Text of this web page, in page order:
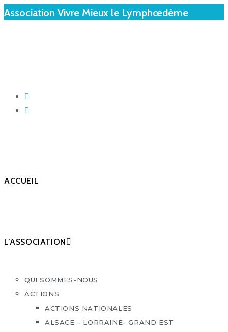
Association Vivre Mieux le Lymphœdème
ACCUEIL
L’ASSOCIATION
QUI SOMMES-NOUS
ACTIONS
ACTIONS NATIONALES
ALSACE – LORRAINE- GRAND EST